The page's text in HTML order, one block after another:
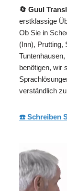
🔄 Guul
erstklassige
Ob Sie in
(Inn), Prutting,
benötigen, wir
verständlich
☎️ Schreiben